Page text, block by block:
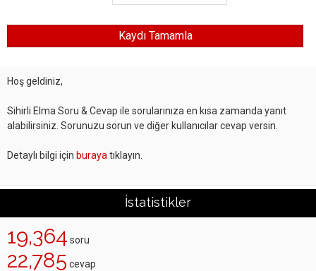
Hoş geldiniz,
Sihirli Elma Soru & Cevap ile sorularınıza en kısa zamanda yanıt
alabilirsiniz. Sorunuzu sorun ve diğer kullanıcılar cevap versin.
Detaylı bilgi için buraya tıklayın.
İstatistikler
19,364 soru
22,785 cevap